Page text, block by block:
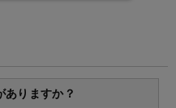
ありますか？